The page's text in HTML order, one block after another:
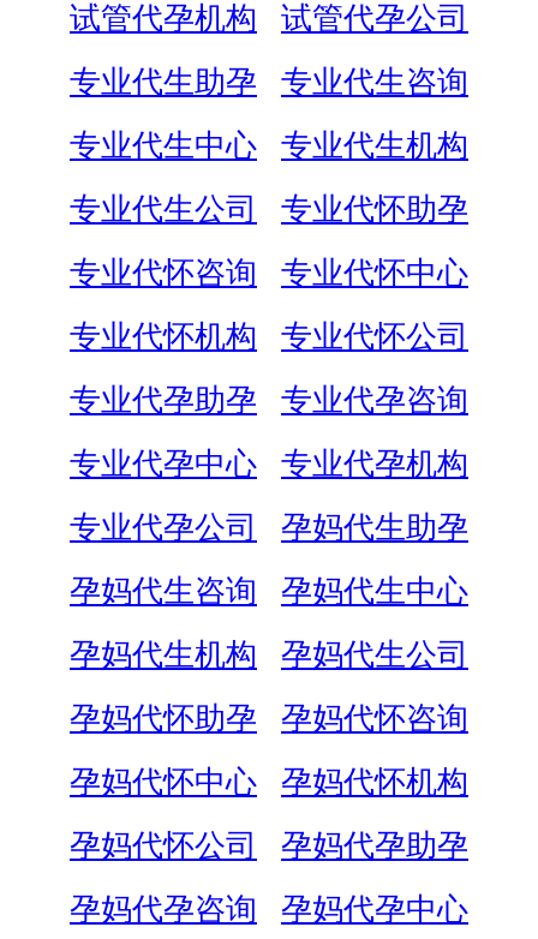
试管代孕机构
试管代孕公司
专业代生助孕
专业代生咨询
专业代生中心
专业代生机构
专业代生公司
专业代怀助孕
专业代怀咨询
专业代怀中心
专业代怀机构
专业代怀公司
专业代孕助孕
专业代孕咨询
专业代孕中心
专业代孕机构
专业代孕公司
孕妈代生助孕
孕妈代生咨询
孕妈代生中心
孕妈代生机构
孕妈代生公司
孕妈代怀助孕
孕妈代怀咨询
孕妈代怀中心
孕妈代怀机构
孕妈代怀公司
孕妈代孕助孕
孕妈代孕咨询
孕妈代孕中心